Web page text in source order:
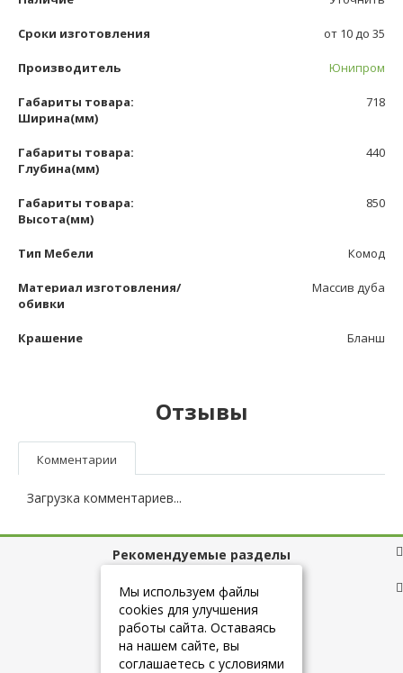
Сроки изготовления от 10 до 35
Производитель Юнипром
Габариты товара:
Ширина(мм)
718
Габариты товара:
Глубина(мм)
440
Габариты товара:
Высота(мм)
850
Тип Мебели Комод
Материал изготовления/
обивки
Массив дуба
Крашение Бланш
Отзывы
Комментарии
Загрузка комментариев...
Рекомендуемые разделы
Полезные ссылки
+7 (925) 084-10-60
Мы используем файлы
cookies для улучшения
работы сайта. Оставаясь
на нашем сайте, вы
соглашаетесь с условиями